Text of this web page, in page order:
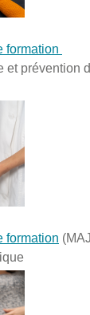
formation
et prévention
formation